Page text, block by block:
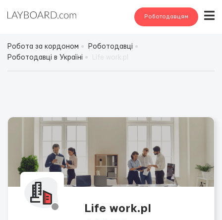
Роботодавцям
Робота за кордоном
Роботодавці
Роботодавці в Україні
Life work.pl